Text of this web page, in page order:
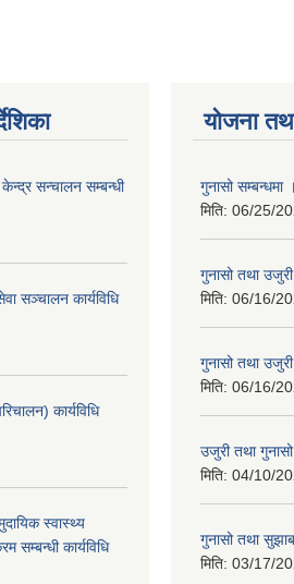
सन्चालन सम्बन्धी
सञ्चालन कार्यविधि
कार्यविधि
स्वास्थ्य
सम्बन्धी कार्यविधि
योजना
गुनासो सम्बन्धमा ।
मिति: 06/25/
गुनासो तथा
मिति: 06/16/
गुनासो तथा
मिति: 06/16/
उजुरी तथा
मिति: 04/10/
गुनासो तथा
मिति: 03/17/